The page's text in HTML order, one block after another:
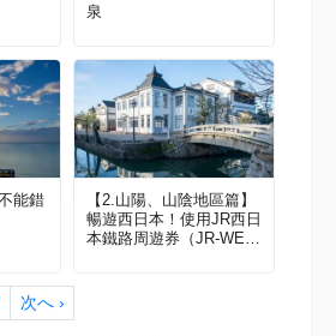
泉
能錯
【2.山陽、山陰地區篇】
暢遊西日本！使用JR西日
本鐵路周遊券（JR-WES
次へ ›